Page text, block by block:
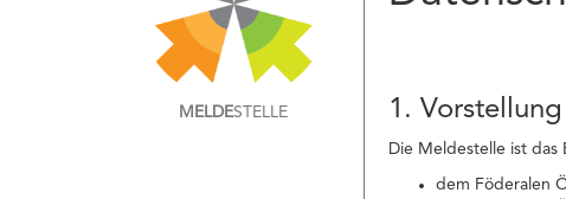
MELDESTELLE 1.
Die Meldestelle ist das
dem Föderalen